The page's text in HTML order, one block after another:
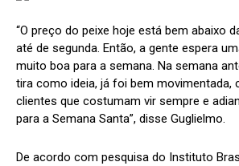
“O preço do peixe hoje está bem abaixo
até de segunda. Então, a gente espera
muito boa para a semana. Na semana
tira como ideia, já foi bem movimentada,
clientes que costumam vir sempre e
para a Semana Santa”, disse Guglielmo.
De acordo com pesquisa do Instituto